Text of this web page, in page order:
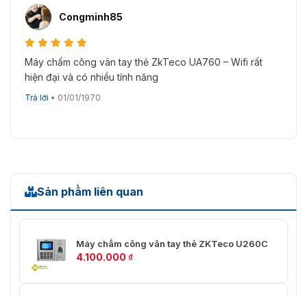
Congminh85
Máy chấm công vân tay thẻ ZkTeco UA760 – Wifi rất
hiện đại và có nhiều tính năng
Trả lời • 01/01/1970
Sản phẩm liên quan
Máy chấm công vân tay thẻ ZKTeco U260C
4.100.000 ₫